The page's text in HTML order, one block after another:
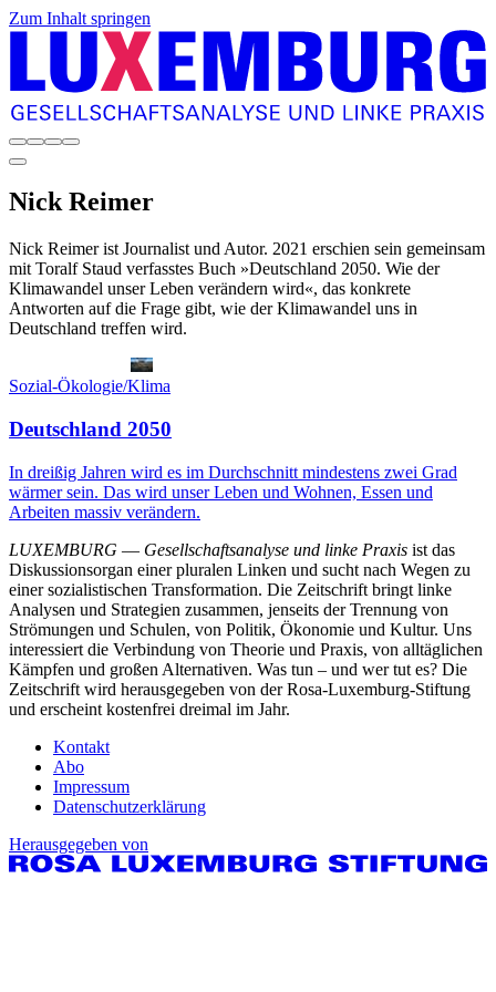
Zum Inhalt springen
NickReimer
Nick Reimer ist Journalist und Autor. 2021 erschien sein gemeinsam
mit Toralf Staud verfasstes Buch »Deutschland 2050. Wie der
Klimawandel unser Leben verändern wird«, das konkrete
Antworten auf die Frage gibt, wie der Klimawandel uns in
Deutschland treffen wird.
Sozial-Ökologie/Klima
Deutschland 2050
In dreißig Jahren wird es im Durchschnitt mindestens zwei Grad
wärmer sein. Das wird unser Leben und Wohnen, Essen und
Arbeiten massiv verändern.
LUXEMBURG — Gesellschaftsanalyse und linke Praxis ist das
Diskussionsorgan einer pluralen Linken und sucht nach Wegen zu
einer sozialistischen Transformation. Die Zeitschrift bringt linke
Analysen und Strategien zusammen, jenseits der Trennung von
Strömungen und Schulen, von Politik, Ökonomie und Kultur. Uns
interessiert die Verbindung von Theorie und Praxis, von alltäglichen
Kämpfen und großen Alternativen. Was tun – und wer tut es? Die
Zeitschrift wird herausgegeben von der Rosa-Luxemburg-Stiftung
und erscheint kostenfrei dreimal im Jahr.
Kontakt
Abo
Impressum
Datenschutzerklärung
Herausgegeben von